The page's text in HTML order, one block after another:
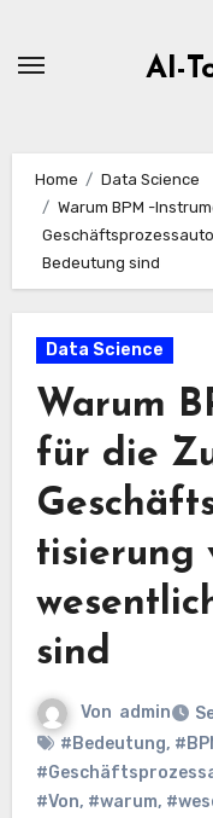
AI-
Home
Data Science
Warum BPM -
Bedeutung sind
Data Science
Warum
für die
tisierung
sind
Von admin
#Bedeutung,
#Von, #warum,